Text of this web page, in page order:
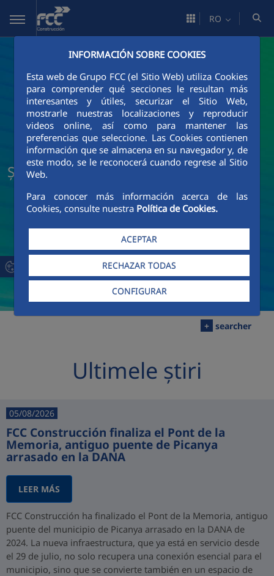
Skip to Main Content
INFORMACIÓN SOBRE COOKIES
Esta web de Grupo FCC (el Sitio Web) utiliza Cookies
para comprender qué secciones le resultan más
interesantes y útiles, securizar el Sitio Web,
mostrarle nuestras localizaciones y reproducir
videos online, así como para mantener las
preferencias que seleccione. Las Cookies contienen
información que se almacena en su navegador y, de
este modo, se le reconocerá cuando regrese al Sitio
Web.
Para conocer más información acerca de las
Cookies, consulte nuestra Política de Cookies.
ACEPTAR
RECHAZAR TODAS
CONFIGURAR
RO
Știri și actualități FCC Construcción
+ searcher
Ultimele știri
05/08/2026
FCC Construcción finaliza el Pont de la
Memoria, antiguo puente de Picanya
arrasado en la DANA
LEER MÁS
FCC Construcción ha finalizado el Pont de la Memoria, antiguo
puente del municipio de Picanya arrasado en la DANA de
2024. La nueva infraestructura, que ya está en servicio desde
el 29 de julio, no solo recupera una conexión esencial para el
municipio, sino que se convierte también en un espacio de